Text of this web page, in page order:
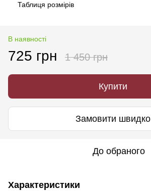
Таблиця розмірів
В наявності
725 грн 1 450 грн
Купити
Замовити швидко
До обраного
Характеристики